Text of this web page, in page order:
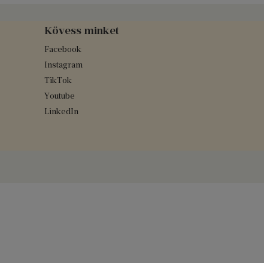
Kövess minket
Facebook
Instagram
TikTok
Youtube
LinkedIn